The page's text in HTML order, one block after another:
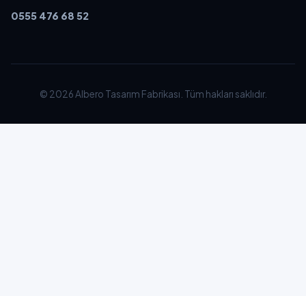
0555 476 68 52
© 2026 Albero Tasarım Fabrikası. Tüm hakları saklıdır.